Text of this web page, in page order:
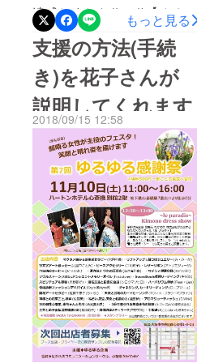
出作りに皆様を巻き込みま
す！！ そして、このコメン
トをたった一人の方でも読
んでいただければ、思いが
届けば嬉しいです。『ゆる
ゆる感謝祭』に集まるメン
バーがとっても素敵な思い
をもってここに集ってくだ
さってる事。 きっと誰かの
力に変わると信じて・・・
ラストメッセージ・・・・
天野都好さん （スピリチュ
アル数秘） 松岡利香さん
（マクラメ編み&amp;誕生
花セラピー） 塚本有紀さん
（書アーティスト） 平山
者様、そして関係者と共に
ワクワクの1日を迎えようと
しています。 私ごとです
が、わずか５年前まではフ
ツーの主婦でした。 結婚し
て子供を育てているフツー
のお母さん。 ある時、会
社で尋ねられたんです。
『あなたの夢は何？？』 っ
て、真っ白な紙一枚を渡さ
れました。 ・・・ ・・・
全く言葉が見つからなかっ
た。 私の夢？？？ （えー
と） 家族の健康や子供の成
長・・・ （かな・・・）
私、結婚してずっと自分の
達成しました(*^-^*)【ゆるゆ
る感謝祭の成り立ちと『こ
ども食堂』への思い・・ク
ラウドファンディングへ】
https://youtu.be/gsJwEwIFZ
YY 主婦、母、働く女性の立
場は様々。 自分の夢は後回
しにしがちです。 叶える
きっかけさえ見つからな
い。 そんな女性たちに、や
りたい事にチャレンジする
場所を作りたいと思いま
す。 家族や身近な人の為に
日々笑顔で頑張る女性にお
力添えください。 フェスタ
のもう一つの目的 普通の主
もっと見る
支援の方法(手続
き)を花子さんが
説明してくれます
2018/09/15 12:58